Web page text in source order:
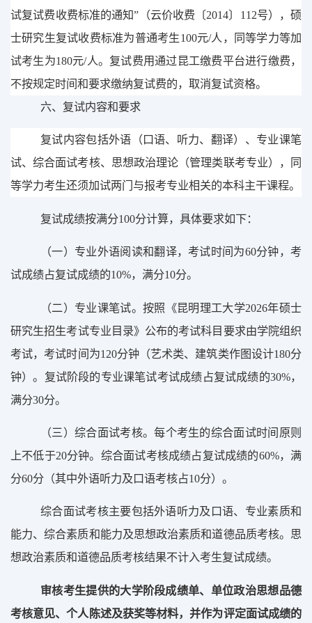
试复试费收费标准的通知”（云价收费〔2014〕 112号），硕
士研究生复试收费标准为普通考生100元/人，同等学力等加
试考生为180元/人。复试费用通过昆工缴费平台进行缴费，
不按规定时间和要求缴纳复试费的，取消复试资格。
六、复试内容和要求
复试内容包括外语（口语、听力、翻译）、专业课笔
试、综合面试考核、思想政治理论（管理类联考专业），同
等学力考生还须加试两门与报考专业相关的本科主干课程。
复试成绩按满分100分计算，具体要求如下：
（一） 专业外语阅读和翻译，考试时间为60分钟，考
试成绩占复试成绩的10%，满分10分。
（二） 专业课笔试。按照《昆明理工大学2026年硕士
研究生招生考试专业目录》公布的考试科目要求由学院组织
考试，考试时间为120分钟（艺术类、建筑类作图设计180分
钟）。复试阶段的专业课笔试考试成绩占复试成绩的30%，
满分30分。
（三） 综合面试考核。每个考生的综合面试时间 原则
上不低于20分钟。综合面试考核成绩占复试成绩的60%，满
分60分（其中外语听力及口语考核占10分）。
综合面试考核主要包括外语听力及口语、专业素质和
能力、综合素质和能力及思想政治素质和道德品质考核。思
想政治素质和道德品质考核结果不计入考生复试成绩。
审核考生提供的大学阶段成绩单、单位政治思想品德
考核意见、个人陈述及获奖等材料，并作为评定面试成绩的